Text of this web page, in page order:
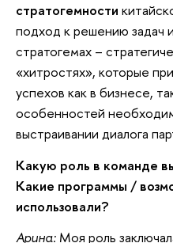
стратогемности
подход к решению задач
стратогемах –
«хитростях», которые
успехов как в бизнесе,
особенностей
выстраивании диалога
Какую роль в команде
Какие программы /
использовали?
Арина: Моя роль